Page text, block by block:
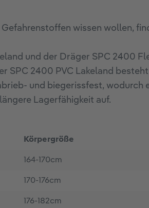
Gefahrenstoffen wissen wollen,
und der Dräger SPC 2400
SPC 2400 PVC Lakeland
und biegerissfest, wodurch
Lagerfähigkeit auf.
Körpergröße
164-170cm
170-176cm
176-182cm